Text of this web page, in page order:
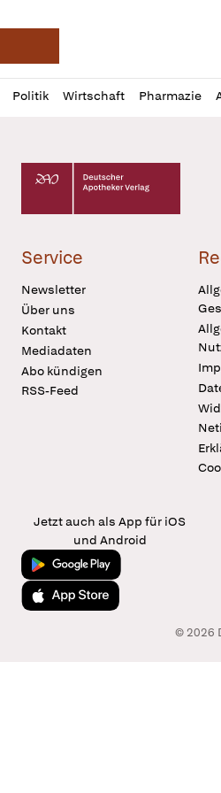
Deutsche Apotheker
Politik Wirtschaft Pharmazie
Profil
öffnen
Daz
Pur
Deutscher Apotheker Verlag
Service
Newsletter
Über uns
Kontakt
Mediadaten
Abo kündigen
RSS-Feed
Jetzt auch als App für iOS
und Android
Jetzt bei Google Play
Laden im App Store
© 2026